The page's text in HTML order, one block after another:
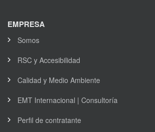
EMPRESA
Somos
RSC y Accesibilidad
Calidad y Medio Ambiente
EMT Internacional | Consultoría
Perfil de contratante